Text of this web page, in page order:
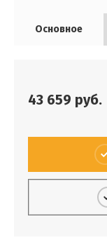
Основное
43 659 руб.